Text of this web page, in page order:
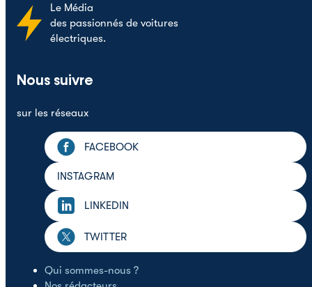
Le Média
des passionnés de voitures
électriques.
Nous suivre
sur les réseaux
FACEBOOK
INSTAGRAM
LINKEDIN
TWITTER
Qui sommes-nous ?